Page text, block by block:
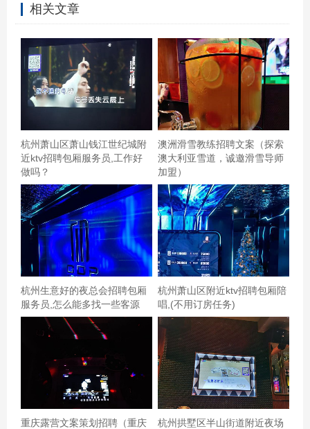
Action），引导求职者投递简历。例如：“立即申请加入我
求职者采取行动，提高应聘效率。 **六、注意事项** 在撰
写夏季招聘文案时，还需注意以下几点： 1. **避免冗长啰
嗦**：保持文案简洁明了，避免使用过多行业术语或复杂句
式。 2. **避免虚假宣传**：确保所描述的优势和待遇真实
可靠，避免夸大其词。 3. **避免歧视性语言**：确保文案
内容公正公平，不含有任何歧视性语言或偏见。 4. **符合
SEO要求**：在文案中适当融入关键词（如职位名称、公
司名称等），提高搜索引擎排名。但避免过度堆砌关键
词，影响阅读体验。 总之，一份优秀的夏季招聘文案应简
洁明了、直击要点、突出优势、建立情感共鸣并明确行动
号召。通过遵循以上原则并注意事项，您就能撰写出既吸
引人又符合SEO要求的招聘文案了！祝您招聘顺利！
相关文章
杭州萧山区萧山钱江世纪城附
近ktv招聘包厢服务员,工作好
做吗？
澳洲滑雪教练招聘文案（探索
澳大利亚雪道，诚邀滑雪导师
加盟）
杭州生意好的夜总会招聘包厢
服务员,怎么能多找一些客源
杭州萧山区附近ktv招聘包厢陪
唱,(不用订房任务)
重庆露营文案策划招聘（重庆
杭州拱墅区半山街道附近夜场